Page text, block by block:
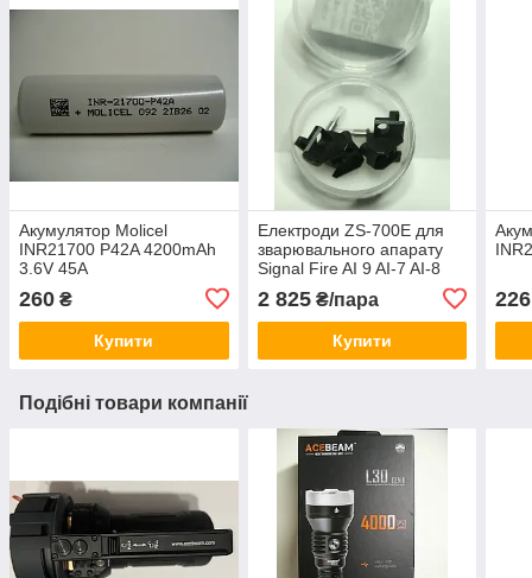
Акумулятор Molicel
INR21700 P42A 4200mAh
3.6V 45A
260 ₴
Купити
Електроди ZS-700E для
зварювального апарату
Signal Fire AI 9 AI-7 AI-8
2 825₴/пара
Купити
226
Подібні товари компанії